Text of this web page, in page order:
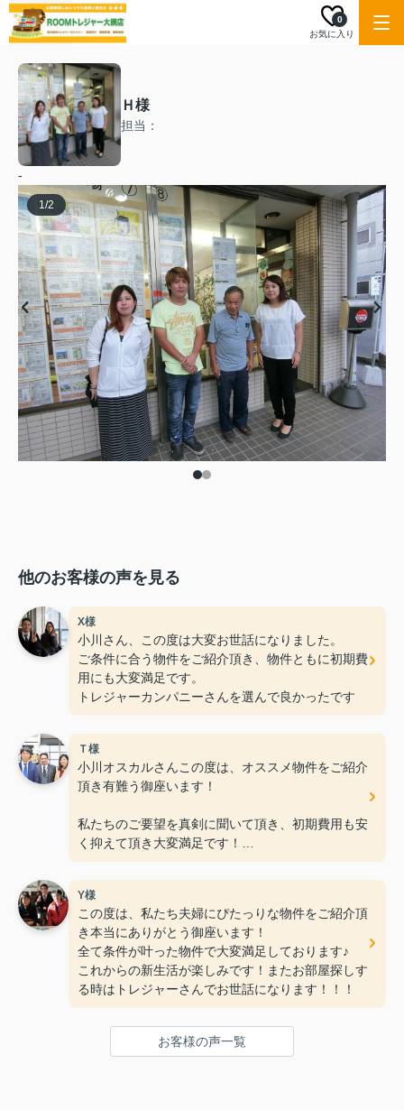
お気に入り
0
Ｈ様
担当：
-
1/2
他のお客様の声を見る
X様
小川さん、この度は大変お世話になりました。
ご条件に合う物件をご紹介頂き、物件ともに初期費
用にも大変満足です。
トレジャーカンパニーさんを選んで良かったです
Ｔ様
小川オスカルさんこの度は、オススメ物件をご紹介
頂き有難う御座います！
私たちのご要望を真剣に聞いて頂き、初期費用も安
く抑えて頂き大変満足です！
何社か不動産会社に行きましたが、ＲＯＯＭトレジ
ャー大網店さんの親切丁寧な接客
が一番良く、こんなに早く素敵なお部屋に巡り合え
ると思いませんでした。（笑）
これからもお仕事頑張って下さい！！
Y様
この度は、私たち夫婦にぴたっりな物件をご紹介頂
き本当にありがとう御座います！
全て条件が叶った物件で大変満足しております♪
これからの新生活が楽しみです！またお部屋探しす
る時はトレジャーさんでお世話になります！！！
お客様の声一覧